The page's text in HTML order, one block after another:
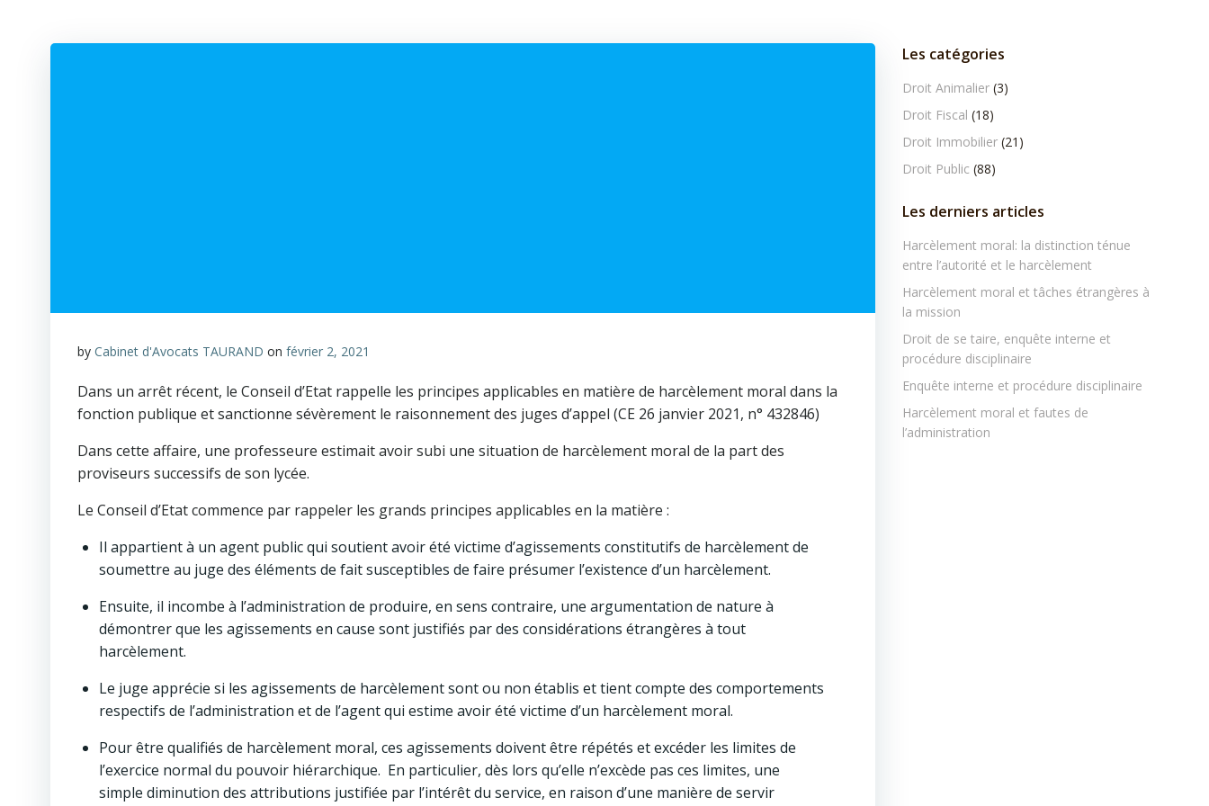
by Cabinet d'Avocats TAURAND on février 2, 2021
Dans un arrêt récent, le Conseil d’Etat rappelle les principes applicables en matière de harcèlement moral dans la
fonction publique et sanctionne sévèrement le raisonnement des juges d’appel (CE 26 janvier 2021, n° 432846)
Dans cette affaire, une professeure estimait avoir subi une situation de harcèlement moral de la part des
proviseurs successifs de son lycée.
Le Conseil d’Etat commence par rappeler les grands principes applicables en la matière :
Il appartient à un agent public qui soutient avoir été victime d’agissements constitutifs de harcèlement de
soumettre au juge des éléments de fait susceptibles de faire présumer l’existence d’un harcèlement.
Ensuite, il incombe à l’administration de produire, en sens contraire, une argumentation de nature à
démontrer que les agissements en cause sont justifiés par des considérations étrangères à tout
harcèlement.
Le juge apprécie si les agissements de harcèlement sont ou non établis et tient compte des comportements
respectifs de l’administration et de l’agent qui estime avoir été victime d’un harcèlement moral.
Pour être qualifiés de harcèlement moral, ces agissements doivent être répétés et excéder les limites de
l’exercice normal du pouvoir hiérarchique. En particulier, dès lors qu’elle n’excède pas ces limites, une
simple diminution des attributions justifiée par l’intérêt du service, en raison d’une manière de servir
Les catégories
Droit Animalier(3)
Droit Fiscal (18)
Droit Immobilier(21)
Droit Public (88)
Les derniers articles
Harcèlement moral: la distinction ténue
entre l’autorité et le harcèlement
Harcèlement moral et tâches étrangères à
la mission
Droit de se taire, enquête interne et
procédure disciplinaire
Enquête interne et procédure disciplinaire
Harcèlement moral et fautes de
l’administration